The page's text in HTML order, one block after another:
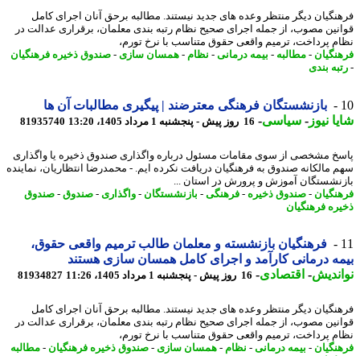
دیگر منتظر وعده های جدید نیستند. مطالبه برحق آنان اجرای کامل
مصوب، از جمله اجرای صحیح نظام رتبه بندی معلمان، برقراری عدالت در
پرداخت، ترمیم واقعی حقوق متناسب با نرخ تورم،
-مطالبه-بیمه درمانی-نظام-همسان سازی- صندوق ذخیره فرهنگیان
بندی
بازنشستگان فرهنگی معترضند | پیگیری مطالبات آن ها
نیوز-سیاسی-16 روز پیش - پنجشنبه 1 مرداد 1405، 13:20 81935740
مشخصی از سوی مقامات مسئول درباره واگذاری صندوق ذخیره یا واگذاری
مالکانه صندوق به فرهنگیان دریافت نکرده ایم. - محمدرضا انتظاریان، نماینده
آموزش و پرورش در استان ...
-صندوق ذخیره-فرهنگی-بازنشستگان-واگذاری- صندوق-صندوق
فرهنگیان
فرهنگیان بازنشسته و معلمان طالب ترمیم واقعی حقوق،
درمانی کارآمد و اجرای کامل همسان سازی هستند
-اقتصادی-16 روز پیش - پنجشنبه 1 مرداد 1405، 11:26 81934827
دیگر منتظر وعده های جدید نیستند. مطالبه برحق آنان اجرای کامل
مصوب، از جمله اجرای صحیح نظام رتبه بندی معلمان، برقراری عدالت در
پرداخت، ترمیم واقعی حقوق متناسب با نرخ تورم،
-بیمه درمانی-نظام-همسان سازی- صندوق ذخیره فرهنگیان-مطالبه